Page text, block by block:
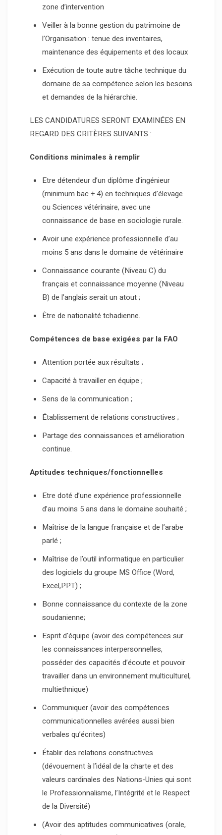
zone d’intervention
Veiller à la bonne gestion du patrimoine de
l’Organisation : tenue des inventaires,
maintenance des équipements et des locaux
Exécution de toute autre tâche technique du
domaine de sa compétence selon les besoins
et demandes de la hiérarchie.
LES CANDIDATURES SERONT EXAMINÉES EN
REGARD DES CRITÈRES SUIVANTS :
Conditions minimales à remplir
Etre détendeur d’un diplôme d’ingénieur
(minimum bac + 4) en techniques d’élevage
ou Sciences vétérinaire, avec une
connaissance de base en sociologie rurale.
Avoir une expérience professionnelle d’au
moins 5 ans dans le domaine de vétérinaire
Connaissance courante (Niveau C) du
français et connaissance moyenne (Niveau
B) de l’anglais serait un atout ;
Être de nationalité tchadienne.
Compétences de base exigées par la FAO
Attention portée aux résultats ;
Capacité à travailler en équipe ;
Sens de la communication ;
Établissement de relations constructives ;
Partage des connaissances et amélioration
continue.
Aptitudes techniques/fonctionnelles
Etre doté d’une expérience professionnelle
d’au moins 5 ans dans le domaine souhaité ;
Maîtrise de la langue française et de l’arabe
parlé ;
Maîtrise de l’outil informatique en particulier
des logiciels du groupe MS Office (Word,
Excel,PPT) ;
Bonne connaissance du contexte de la zone
soudanienne;
Esprit d'équipe (avoir des compétences sur
les connaissances interpersonnelles,
posséder des capacités d’écoute et pouvoir
travailler dans un environnement multiculturel,
multiethnique)
Communiquer (avoir des compétences
communicationnelles avérées aussi bien
verbales qu’écrites)
Établir des relations constructives
(dévouement à l’idéal de la charte et des
valeurs cardinales des Nations-Unies qui sont
le Professionnalisme, l’Intégrité et le Respect
de la Diversité)
(Avoir des aptitudes communicatives (orale,